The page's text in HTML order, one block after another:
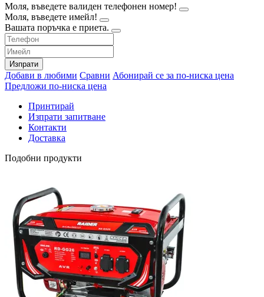
Моля, въведете валиден телефонен номер!
Моля, въведете имейл!
Вашата поръчка е приета.
Изпрати
Добави в любими Сравни Абонирай се за по-ниска цена
Предложи по-ниска цена
Принтирай
Изпрати запитване
Контакти
Доставка
Подобни продукти